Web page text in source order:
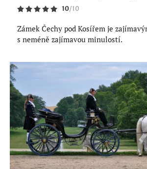
10/10
Zámek Čechy pod Kosířem je
s neméně zajímavou minulostí.